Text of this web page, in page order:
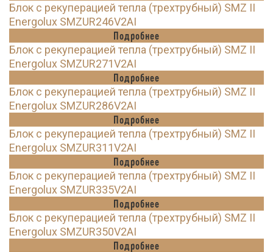
Блок с рекуперацией тепла (трехтрубный) SMZ II
Energolux SMZUR246V2AI
Подробнее
Блок с рекуперацией тепла (трехтрубный) SMZ II
Energolux SMZUR271V2AI
Подробнее
Блок с рекуперацией тепла (трехтрубный) SMZ II
Energolux SMZUR286V2AI
Подробнее
Блок с рекуперацией тепла (трехтрубный) SMZ II
Energolux SMZUR311V2AI
Подробнее
Блок с рекуперацией тепла (трехтрубный) SMZ II
Energolux SMZUR335V2AI
Подробнее
Блок с рекуперацией тепла (трехтрубный) SMZ II
Energolux SMZUR350V2AI
Подробнее